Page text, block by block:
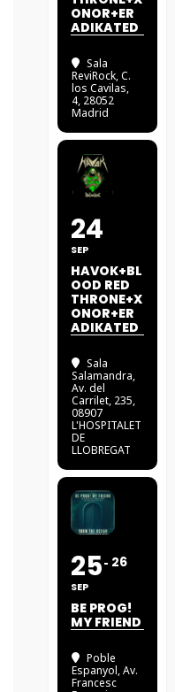
ONOR+ER
ADIKATED
Sala
ReviRock, C.
los Cavilas,
4, 28052
Madrid
24
SEP
HAVOK+BL
OOD RED
THRONE+X
ONOR+ER
ADIKATED
Sala
Salamandra,
Av. del
Carrilet, 235,
08907
L'HOSPITALET
DE
LLOBREGAT
25
SEP
26
BE PROG!
MY FRIEND
Poble
Espanyol, Av.
Francesc